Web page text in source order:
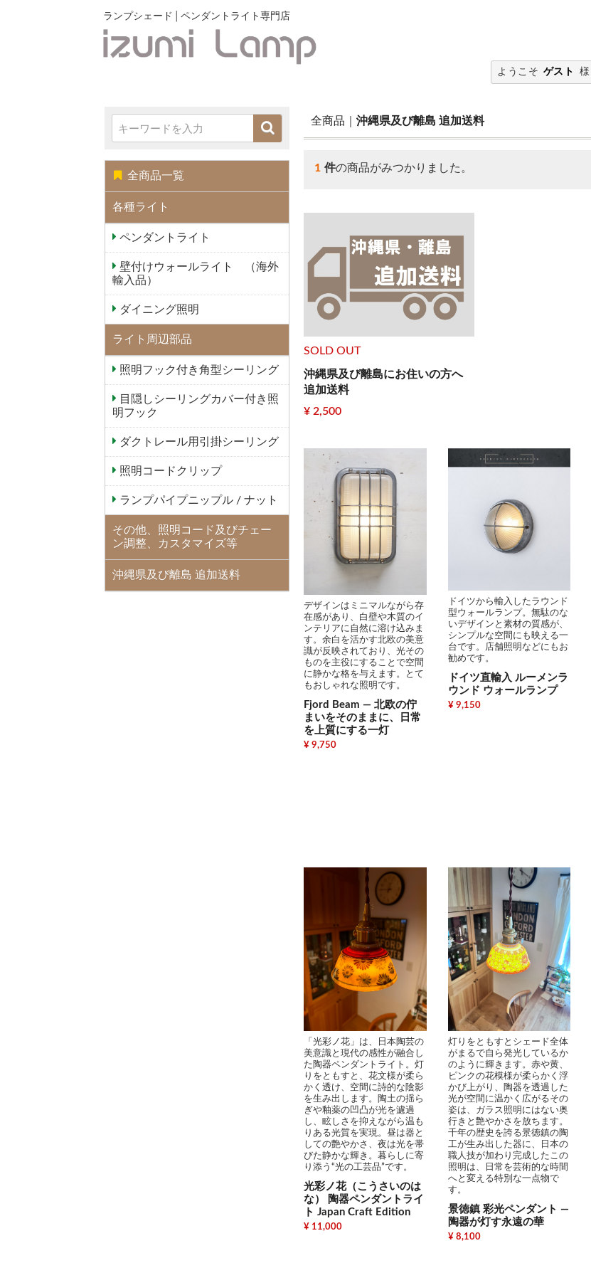
ランプシェード│ペンダントライト専門店
ようこそ ゲスト 様
全商品一覧
各種ライト
ペンダントライト
壁付けウォールライト （海外
輸入品）
ダイニング照明
ライト周辺部品
照明フック付き角型シーリング
目隠しシーリングカバー付き照
明フック
ダクトレール用引掛シーリング
照明コードクリップ
ランプパイプニップル / ナット
その他、照明コード及びチェー
ン調整、カスタマイズ等
沖縄県及び離島 追加送料
全商品 沖縄県及び離島 追加送料
1 件の商品がみつかりました。
SOLD OUT
沖縄県及び離島にお住いの方へ
追加送料
¥ 2,500
デザインはミニマルながら存
在感があり、白壁や木質のイ
ンテリアに自然に溶け込みま
す。余白を活かす北欧の美意
識が反映されており、光その
ものを主役にすることで空間
に静かな格を与えます。とて
もおしゃれな照明です。
Fjord Beam — 北欧の佇
まいをそのままに、日常
を上質にする一灯
¥ 9,750
ドイツから輸入したラウンド
型ウォールランプ。無駄のな
いデザインと素材の質感が、
シンプルな空間にも映える一
台です。店舗照明などにもお
勧めです。
ドイツ直輸入 ルーメンラ
ウンド ウォールランプ
¥ 9,150
「光彩ノ花」は、日本陶芸の
美意識と現代の感性が融合し
た陶器ペンダントライト。灯
りをともすと、花文様が柔ら
かく透け、空間に詩的な陰影
を生み出します。陶土の揺ら
ぎや釉薬の凹凸が光を濾過
し、眩しさを抑えながら温も
りある光質を実現。昼は器と
しての艶やかさ、夜は光を帯
びた静かな輝き。暮らしに寄
り添う“光の工芸品”です。
光彩ノ花（こうさいのは
な） 陶器ペンダントライ
ト Japan Craft Edition
¥ 11,000
灯りをともすとシェード全体
がまるで自ら発光しているか
のように輝きます。赤や黄、
ピンクの花模様が柔らかく浮
かび上がり、陶器を透過した
光が空間に温かく広がるその
姿は、ガラス照明にはない奥
行きと艶やかさを放ちます。
千年の歴史を誇る景徳鎮の陶
工が生み出した器に、日本の
職人技が加わり完成したこの
照明は、日常を芸術的な時間
へと変える特別な一点物で
す。
景徳鎮 彩光ペンダント ―
陶器が灯す永遠の華
¥ 8,100